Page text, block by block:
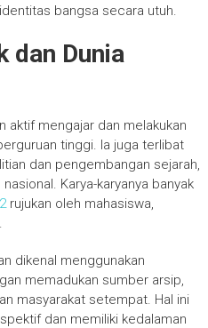
bangsa secara utuh.
dan Dunia
aktif mengajar dan melakukan
tinggi. Ia juga terlibat
dan pengembangan sejarah,
Karya-karyanya banyak
rujukan oleh mahasiswa,
dikenal menggunakan
memadukan sumber arsip,
masyarakat setempat. Hal ini
dan memiliki kedalaman